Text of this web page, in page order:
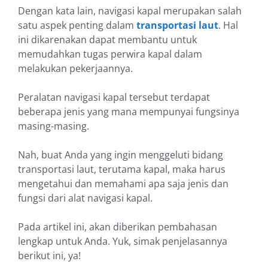
Dengan kata lain, navigasi kapal merupakan salah
satu aspek penting dalam transportasi laut. Hal
ini dikarenakan dapat membantu untuk
memudahkan tugas perwira kapal dalam
melakukan pekerjaannya.
Peralatan navigasi kapal tersebut terdapat
beberapa jenis yang mana mempunyai fungsinya
masing-masing.
Nah, buat Anda yang ingin menggeluti bidang
transportasi laut, terutama kapal, maka harus
mengetahui dan memahami apa saja jenis dan
fungsi dari alat navigasi kapal.
Pada artikel ini, akan diberikan pembahasan
lengkap untuk Anda. Yuk, simak penjelasannya
berikut ini, ya!